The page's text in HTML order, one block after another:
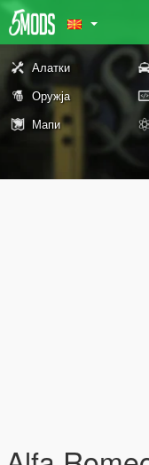
Алатки
Оружја
Мапи